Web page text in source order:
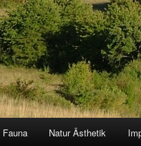
Fauna Natur Ästhetik